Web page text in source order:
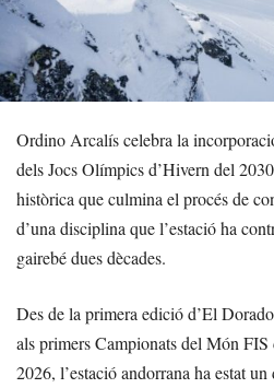
Ordino Arcalís celebra la
dels Jocs Olímpics d’Hivern del
històrica que culmina el procés de
d’una disciplina que l’estació ha
gairebé dues dècades.
Des de la primera edició d’El
als primers Campionats del Món FIS
2026, l’estació andorrana ha estat